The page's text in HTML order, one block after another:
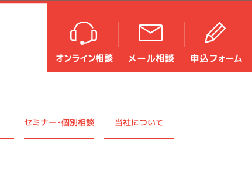
セミナー・個別相談 当社について